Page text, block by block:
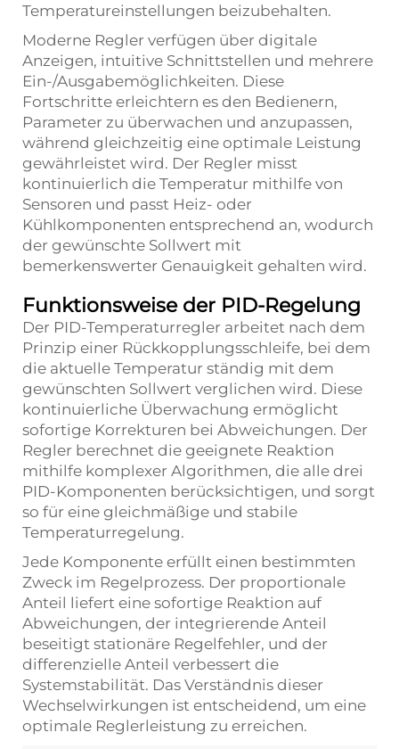
Temperatureinstellungen beizubehalten.
Moderne Regler verfügen über digitale
Anzeigen, intuitive Schnittstellen und mehrere
Ein-/Ausgabemöglichkeiten. Diese
Fortschritte erleichtern es den Bedienern,
Parameter zu überwachen und anzupassen,
während gleichzeitig eine optimale Leistung
gewährleistet wird. Der Regler misst
kontinuierlich die Temperatur mithilfe von
Sensoren und passt Heiz- oder
Kühlkomponenten entsprechend an, wodurch
der gewünschte Sollwert mit
bemerkenswerter Genauigkeit gehalten wird.
Funktionsweise der PID-Regelung
Der PID-Temperaturregler arbeitet nach dem
Prinzip einer Rückkopplungsschleife, bei dem
die aktuelle Temperatur ständig mit dem
gewünschten Sollwert verglichen wird. Diese
kontinuierliche Überwachung ermöglicht
sofortige Korrekturen bei Abweichungen. Der
Regler berechnet die geeignete Reaktion
mithilfe komplexer Algorithmen, die alle drei
PID-Komponenten berücksichtigen, und sorgt
so für eine gleichmäßige und stabile
Temperaturregelung.
Jede Komponente erfüllt einen bestimmten
Zweck im Regelprozess. Der proportionale
Anteil liefert eine sofortige Reaktion auf
Abweichungen, der integrierende Anteil
beseitigt stationäre Regelfehler, und der
differenzielle Anteil verbessert die
Systemstabilität. Das Verständnis dieser
Wechselwirkungen ist entscheidend, um eine
optimale Reglerleistung zu erreichen.